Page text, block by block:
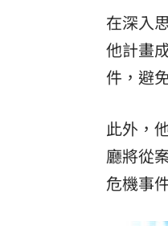
在深入
他計畫
件，避
此外，
廳將從
危機事